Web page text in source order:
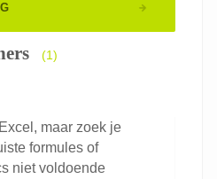
(1)
maar zoek je
formules of
niet voldoende